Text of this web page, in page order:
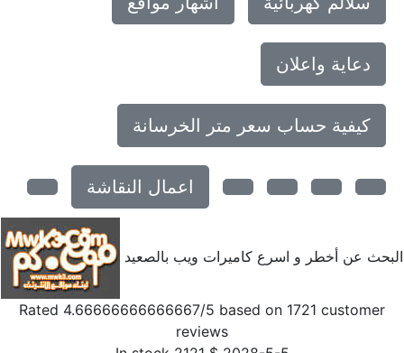
دعاية واعلان
كيفية حساب سعر متر الخرسانة
اعمال النقاشة
عن أخطر و اسرع كاميرات ويب بالصعيد
Rated4.66666666666667 /5 based on1721customer
reviews